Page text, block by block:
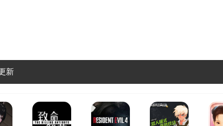
新